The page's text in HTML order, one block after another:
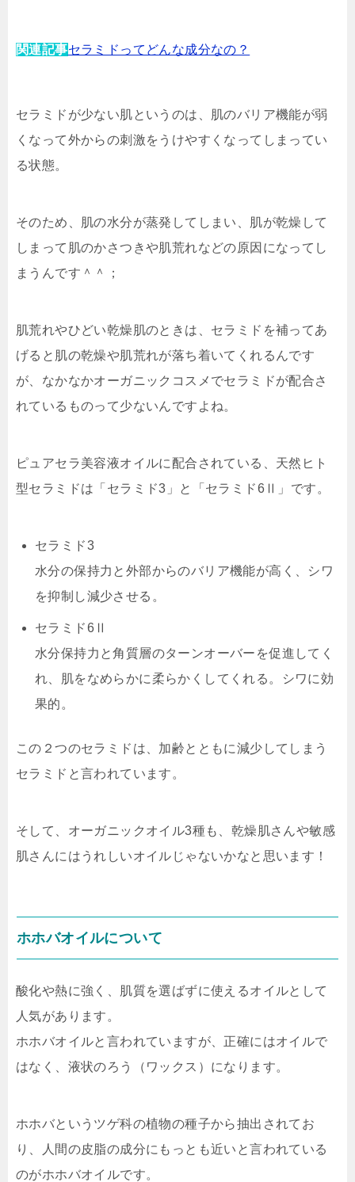
関連記事セラミドってどんな成分なの？
セラミドが少ない肌というのは、
肌のバリア機能が弱
くなって外からの刺激をうけやすくなってしまってい
る状態。
そのため、
肌の水分が蒸発してしまい、肌が乾燥して
しまって肌のかさつきや肌荒れなどの原因になってし
まうんです＾＾；
肌荒れやひどい乾燥肌のときは、 セラミドを補ってあ
げると肌の乾燥や肌荒れが落ち着いてくれる んです
が、なかなかオーガニックコスメでセラミドが配合さ
れているものって少ないんですよね。
ピュアセラ美容液オイルに配合されている、天然ヒト
型セラミドは 「セラミド3」と「セラミド6Ⅱ」 です。
セラミド3
水分の保持力と外部からのバリア機能が高く、シワ
を抑制し減少させる。
セラミド6Ⅱ
水分保持力と角質層のターンオーバーを促進してく
れ、肌をなめらかに柔らかくしてくれる。シワに効
果的。
この２つのセラミドは、 加齢とともに減少してしまう
セラミド と言われています。
そして、オーガニックオイル3種も、乾燥肌さんや敏感
肌さんにはうれしいオイルじゃないかなと思います！
ホホバオイルについて
酸化や熱に強く、
肌質を選ばずに使えるオイルとして
人気があります 。
ホホバオイルと言われていますが、正確にはオイルで
はなく、液状のろう（ワックス）になります。
ホホバというツゲ科の植物の種子から抽出されてお
り、
人間の皮脂の成分にもっとも近い と言われている
のがホホバオイルです。